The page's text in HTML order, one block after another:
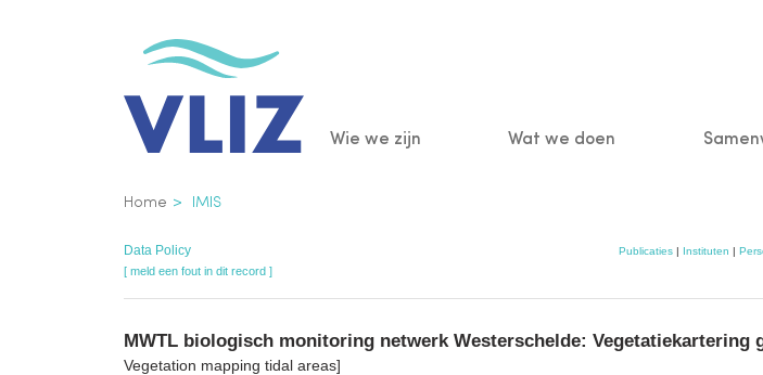
Main
Wie we zijn Wat we doen
Kruimelpad
Home IMIS
Data Policy Publicaties| Instituten |
[ meld een fout in dit record ]
MWTL biologisch monitoring netwerk Westerschelde: Vegetatiekartering
Vegetation mapping tidal areas]